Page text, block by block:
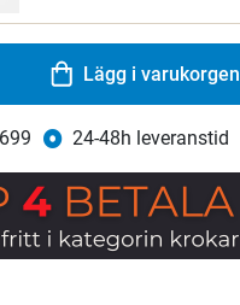
Lägg i varukorgen
24-48h leveranstid